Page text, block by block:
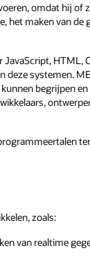
omdat hij of
het maken van de
HTML,
deze systemen.
begrijpen
zoals:
van realtime